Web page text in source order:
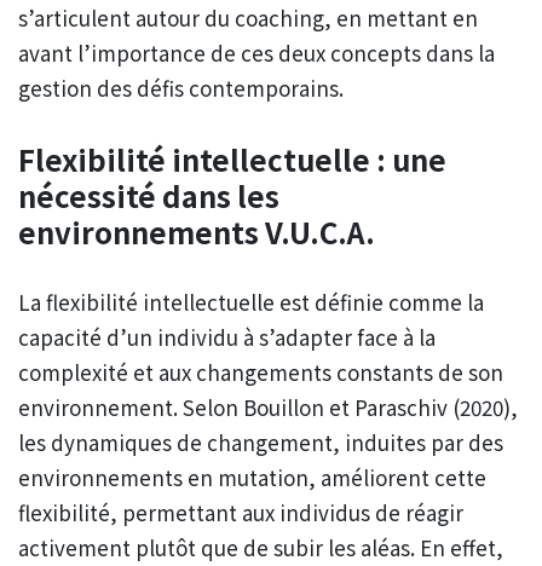
s’articulent autour du coaching, en mettant en
avant l’importance de ces deux concepts dans la
gestion des défis contemporains.
Flexibilité intellectuelle : une
nécessité dans les
environnements V.U.C.A.
La flexibilité intellectuelle est définie comme la
capacité d’un individu à s’adapter face à la
complexité et aux changements constants de son
environnement. Selon Bouillon et Paraschiv (2020),
les dynamiques de changement, induites par des
environnements en mutation, améliorent cette
flexibilité, permettant aux individus de réagir
activement plutôt que de subir les aléas. En effet,